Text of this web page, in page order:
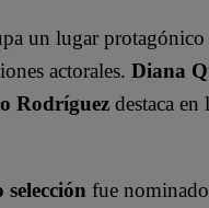
un lugar
actorales. Diana
Rodríguez destaca
fue